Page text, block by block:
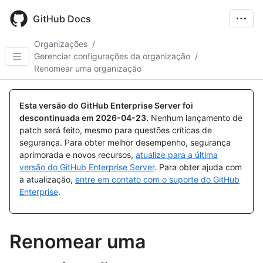
main
GitHub Docs
Organizações /
Gerenciar configurações da organização /
Renomear uma organização
Esta versão do GitHub Enterprise Server foi
descontinuada em 2026-04-23. Nenhum lançamento de
patch será feito, mesmo para questões críticas de
segurança. Para obter melhor desempenho, segurança
aprimorada e novos recursos, atualize para a última
versão do GitHub Enterprise Server. Para obter ajuda com
a atualização, entre em contato com o suporte do GitHub
Enterprise.
Renomear uma